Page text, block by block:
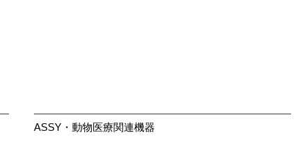
ASSY・動物医療関連機器